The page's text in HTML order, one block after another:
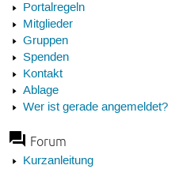
Portalregeln
Mitglieder
Gruppen
Spenden
Kontakt
Ablage
Wer ist gerade angemeldet?
Forum
Kurzanleitung